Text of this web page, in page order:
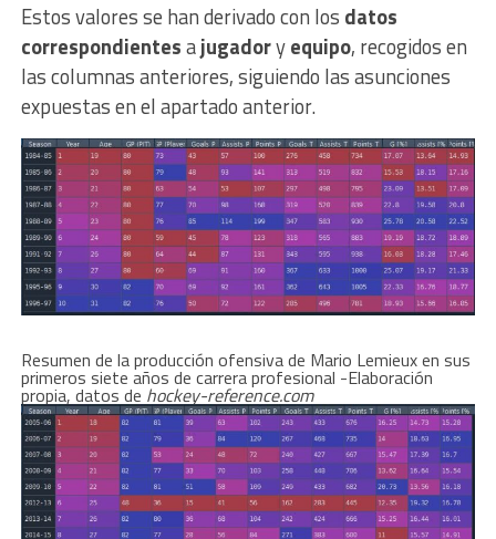
Estos valores se han derivado con los datos
correspondientesajugadoryequipo, recogidos en
las columnas anteriores, siguiendo las asunciones
expuestas en el apartado anterior.
Resumen de la producción ofensiva de Mario Lemieux en sus
primeros siete años de carrera profesional -Elaboración
propia, datos de hockey-reference.com